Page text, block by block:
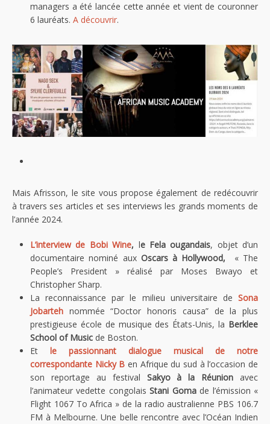
managers a été lancée cette année et vient de couronner
6 lauréats. A découvrir.
Mais Afrisson, le site vous propose également de redécouvrir
à travers ses articles et ses interviews les grands moments de
l’année 2024.
L’interview de Bobi Wine, le Fela ougandais, objet d’un
documentaire nominé auxOscars à Hollywood,
« The
People’s President » réalisé par Moses Bwayo et
Christopher Sharp.
La reconnaissance par le milieu universitaire de Sona
Jobarteh nommée “Doctor honoris causa” de la plus
prestigieuse école de musique des États-Unis, la Berklee
School of Music de Boston.
Et le passionnant dialogue musical de notre
correspondante Nicky B en Afrique du sud à l’occasion de
son reportage au festival Sakyo à la Réunion avec
l’animateur vedette congolaisStani Gomade l’émission «
Flight 1067 To Africa » de la radio australienne PBS 106.7
FM à Melbourne. Une belle rencontre avec l’Océan Indien